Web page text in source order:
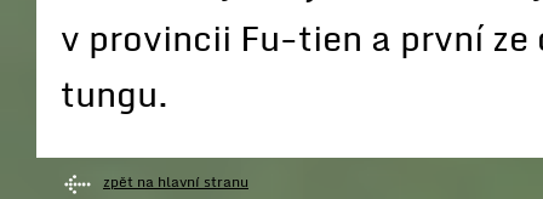
v provincii Fu-tien a první
tungu.
zpět na hlavní stranu